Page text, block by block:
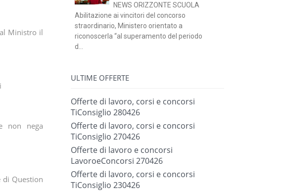
Ministro il
non nega
di Question
NEWS ORIZZONTE SCUOLA
Abilitazione ai vincitori del concorso
straordinario, Ministero orientato a
riconoscerla “al superamento del periodo
d...
ULTIME OFFERTE
Offerte di lavoro, corsi e concorsi
TiConsiglio 280426
Offerte di lavoro, corsi e concorsi
TiConsiglio 270426
Offerte di lavoro e concorsi
LavoroeConcorsi 270426
Offerte di lavoro, corsi e concorsi
TiConsiglio 230426